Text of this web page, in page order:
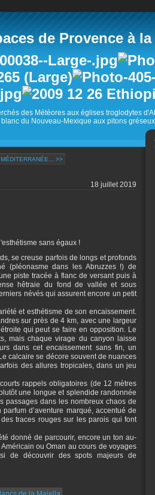
de Provence à
des Météores aux églises troglodytes
du Nouveau-Mexique aux pitons gréseux
>>
18 juillet 2019
sans égaux !
se creuse parfois de longs et profonds
(pléonasme dans les Abruzzes !) de
piste tracée à flanc de versant puis à
hêtraie du fond de vallée et sous
névés qui assurent encore un petit
et esthétisme de son encaissement.
sur près de 4 km, avec une largeur
qui peut se faire en opposition. Le
mais chaque virage du canyon laisse
dans cet encaissement sans fin, un
calcaire se décore souvent de nuances
des allures tropicales, dans un jeu
rappels obligatoires (de 12 mètres
une longue et splendide randonnée
passages dans les nombreux chaos de
d’aventure marqué, accentué de
traces rouges sur les parois qui font
donné de parcourir, encore un ton au-
ou Oman au cours de voyages
de découvrir des spots majeurs de